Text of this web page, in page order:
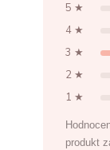
5 ★
4 ★
3 ★
2 ★
1 ★
produkt